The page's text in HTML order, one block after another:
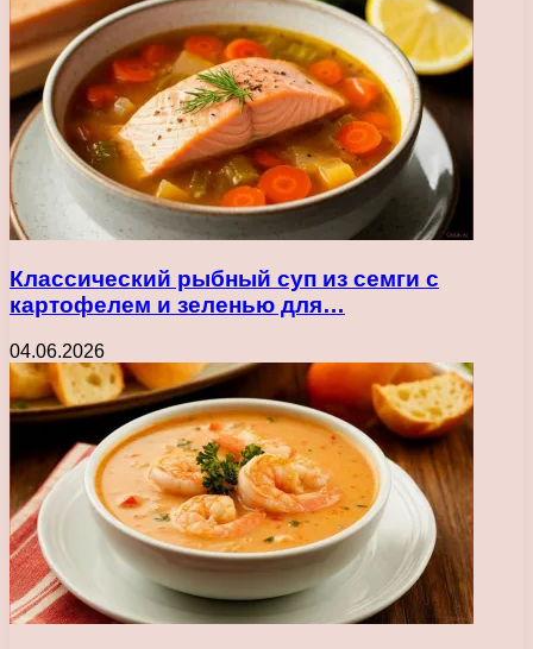
Классический рыбный суп из семги с
картофелем и зеленью для…
04.06.2026